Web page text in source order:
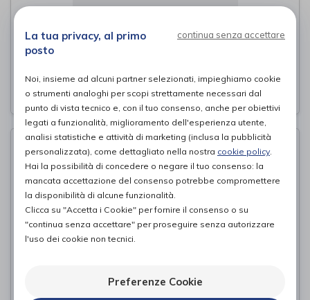
Secret Fuxia
diGelattto
PROVA E ACQUISTA IN NEGOZIO DA 29,90€
La tua privacy, al primo
posto
continua senza accettare
Noi, insieme ad alcuni partner selezionati, impieghiamo cookie
o strumenti analoghi per scopi strettamente necessari dal
punto di vista tecnico e, con il tuo consenso, anche per obiettivi
legati a funzionalità, miglioramento dell'esperienza utente,
analisi statistiche e attività di marketing (inclusa la pubblicità
personalizzata), come dettagliato nella nostra cookie policy.
Hai la possibilità di concedere o negare il tuo consenso: la
mancata accettazione del consenso potrebbe compromettere
la disponibilità di alcune funzionalità.
Clicca su "Accetta i Cookie" per fornire il consenso o su
"continua senza accettare" per proseguire senza autorizzare
l'uso dei cookie non tecnici.
Preferenze Cookie